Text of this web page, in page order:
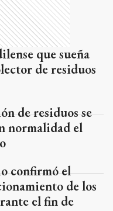
que sueña
de residuos
de residuos se
normalidad el
confirmó el
de los
el fin de